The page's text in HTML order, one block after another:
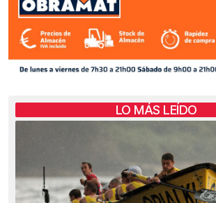
LO MÁS LEÍDO